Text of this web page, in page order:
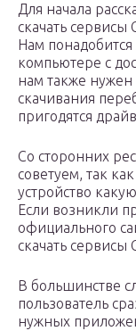
Для начала
скачать сервисы
Нам
компьютере с
нам также нужен
скачивания
пригодятся
Со сторонних
советуем, так
устройство
Если возникли
официального
скачать
В большинстве
пользователь
нужных